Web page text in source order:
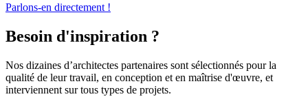
Parlons-en directement !
Besoin d'inspiration ?
Nos dizaines d’architectes partenaires sont sélectionnés pour la
qualité de leur travail, en conception et en maîtrise d'œuvre, et
interviennent sur tous types de projets.